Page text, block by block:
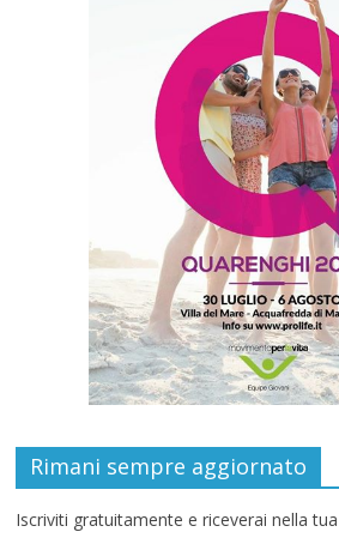
Rimani sempre aggiornato
Iscriviti gratuitamente e riceverai nella